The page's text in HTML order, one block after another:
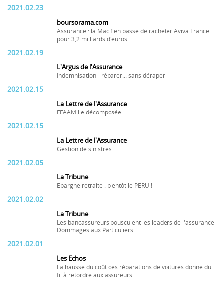
2021.02.23
boursorama.com
Assurance : la Macif en passe de racheter Aviva France
pour 3,2 milliards d'euros
2021.02.19
L'Argus de l'Assurance
Indemnisation - réparer... sans déraper
2021.02.15
La Lettre de l'Assurance
FFAAMille décomposée
2021.02.15
La Lettre de l'Assurance
Gestion de sinistres
2021.02.05
La Tribune
Epargne retraite : bientôt le PERU !
2021.02.02
La Tribune
Les bancassureurs bousculent les leaders de l'assurance
Dommages aux Particuliers
2021.02.01
Les Echos
La hausse du coût des réparations de voitures donne du
fil à retordre aux assureurs